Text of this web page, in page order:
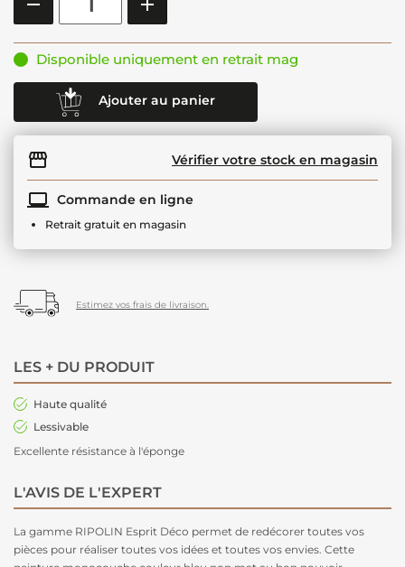
Disponible uniquement en retrait mag
Ajouter au panier
Vérifier votre stock en magasin
Commande en ligne
Retrait gratuit en magasin
Estimez vos frais de livraison.
LES + DU PRODUIT
Haute qualité
Lessivable
Excellente résistance à l'éponge
L'AVIS DE L'EXPERT
La gamme RIPOLIN Esprit Déco permet de redécorer toutes vos
pièces pour réaliser toutes vos idées et toutes vos envies. Cette